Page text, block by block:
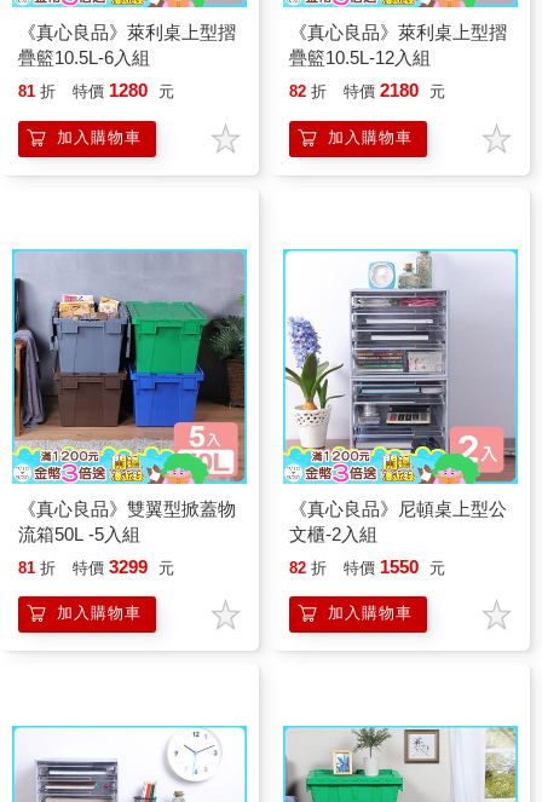
《真心良品》萊利桌上型摺
疊籃10.5L-6入組
81 折 特價 1280 元
加入購物車
《真心良品》萊利桌上型摺
疊籃10.5L-12入組
82 折 特價 2180 元
加入購物車
《真心良品》雙翼型掀蓋物
流箱50L -5入組
81 折 特價 3299 元
加入購物車
《真心良品》尼頓桌上型公
文櫃-2入組
82 折 特價 1550 元
加入購物車